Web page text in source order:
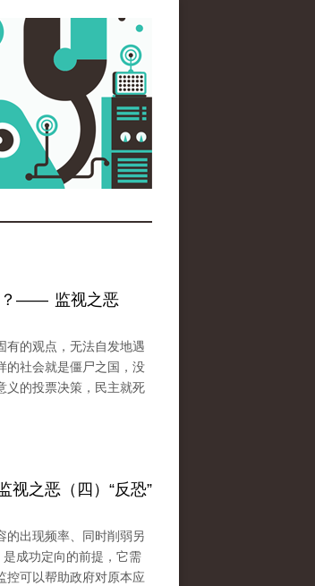
？—— 监视之恶
有的观点，无法自发地遇
的社会就是僵尸之国，没
义的投票决策，民主就死
之恶（四）“反恐”
的出现频率、同时削弱另
成功定向的前提，它需
控可以帮助政府对原本应